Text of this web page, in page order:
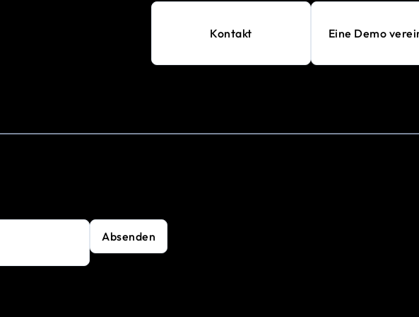
Kontakt Eine Demo
Absenden